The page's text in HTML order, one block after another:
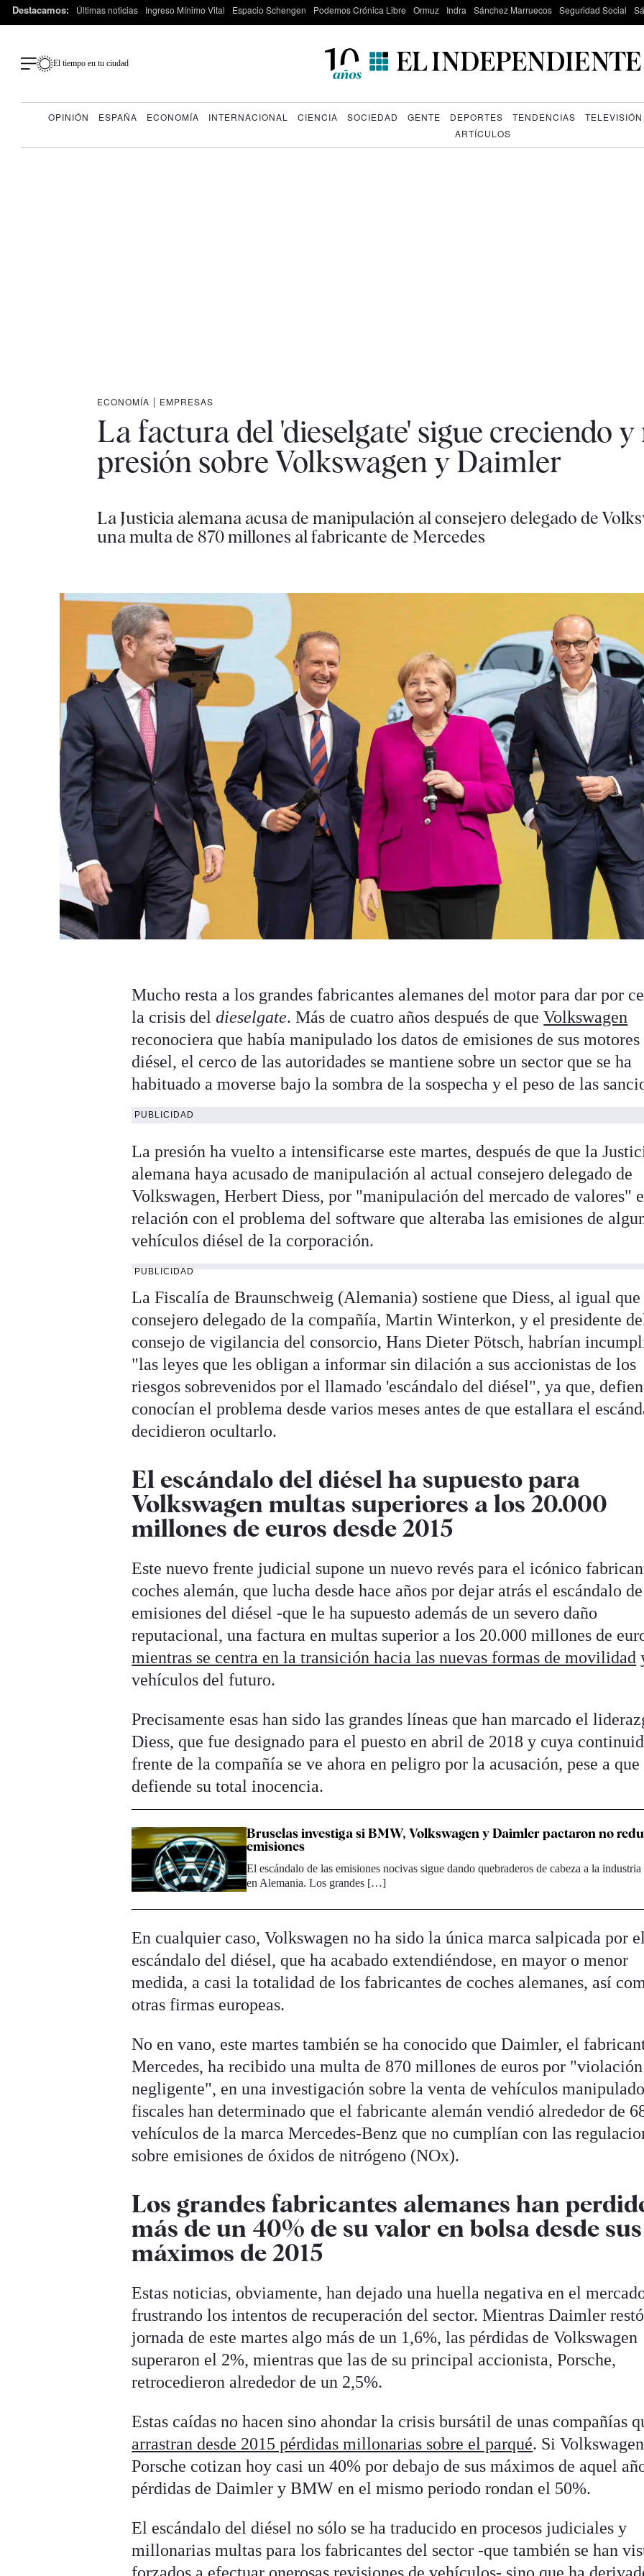
Destacamos: Últimas noticias Ingreso Mínimo Vital Espacio Schengen Podemos Crónica Libre Ormuz Indra Sánchez Marruecos Seguridad Social
El tiempo en tu ciudad
OPINIÓN ESPAÑA ECONOMÍA INTERNACIONAL CIENCIA SOCIEDAD GENTE DEPORTES TENDENCIAS TELEVISIÓN
ARTÍCULOS
ECONOMÍA | EMPRESAS
La factura del 'dieselgate' sigue creciendo
presión sobre Volkswagen y Daimler
La Justicia alemana acusa de manipulación al consejero delegado de
una multa de 870 millones al fabricante de Mercedes
Mucho resta a los grandes fabricantes alemanes del motor para dar por
la crisis deldieselgate. Más de cuatro años después de queVolkswagen
reconociera que había manipulado los datos de emisiones de sus motores
diésel, el cerco de las autoridades se mantiene sobre un sector que se ha
habituado a moverse bajo la sombra de la sospecha y el peso de las
PUBLICIDAD
La presión ha vuelto a intensificarse este martes, después de que la
alemana haya acusado de manipulación al actual consejero delegado de
Volkswagen, Herbert Diess, por "manipulación del mercado de valores"
relación con el problema del software que alteraba las emisiones de
vehículos diésel de la corporación.
PUBLICIDAD
La Fiscalía de Braunschweig (Alemania) sostiene que Diess, al igual
consejero delegado de la compañía, Martin Winterkon, y el presidente del
consejo de vigilancia del consorcio, Hans Dieter Pötsch, habrían
"las leyes que les obligan a informar sin dilación a sus accionistas de los
riesgos sobrevenidos por el llamado 'escándalo del diésel", ya que,
conocían el problema desde varios meses antes de que estallara el
decidieron ocultarlo.
El escándalo del diésel ha supuesto para
Volkswagen multas superiores a los 20.000
millones de euros desde 2015
Este nuevo frente judicial supone un nuevo revés para el icónico
coches alemán, que lucha desde hace años por dejar atrás el escándalo
emisiones del diésel -que le ha supuesto además de un severo daño
reputacional, una factura en multas superior a los 20.000 millones de
mientras se centra en la transición hacia las nuevas formas de movilidad
vehículos del futuro.
Precisamente esas han sido las grandes líneas que han marcado el
Diess, que fue designado para el puesto en abril de 2018 y cuya
frente de la compañía se ve ahora en peligro por la acusación, pese a que
defiende su total inocencia.
Bruselas investiga si BMW, Volkswagen y Daimler pactaron no
emisiones
El escándalo de las emisiones nocivas sigue dando quebraderos de cabeza a la
en Alemania. Los grandes […]
En cualquier caso, Volkswagen no ha sido la única marca salpicada por el
escándalo del diésel, que ha acabado extendiéndose, en mayor o menor
medida, a casi la totalidad de los fabricantes de coches alemanes, así
otras firmas europeas.
No en vano, este martes también se ha conocido que Daimler, el
Mercedes, ha recibido una multa de 870 millones de euros por "violación
negligente", en una investigación sobre la venta de vehículos
fiscales han determinado que el fabricante alemán vendió alrededor de
vehículos de la marca Mercedes-Benz que no cumplían con las
sobre emisiones de óxidos de nitrógeno (NOx).
Los grandes fabricantes alemanes han
más de un 40% de su valor en bolsa desde sus
máximos de 2015
Estas noticias, obviamente, han dejado una huella negativa en el
frustrando los intentos de recuperación del sector. Mientras Daimler
jornada de este martes algo más de un 1,6%, las pérdidas de Volkswagen
superaron el 2%, mientras que las de su principal accionista, Porsche,
retrocedieron alrededor de un 2,5%.
Estas caídas no hacen sino ahondar la crisis bursátil de unas compañías
arrastran desde 2015 pérdidas millonarias sobre el parqué. Si
Porsche cotizan hoy casi un 40% por debajo de sus máximos de aquel
pérdidas de Daimler y BMW en el mismo periodo rondan el 50%.
El escándalo del diésel no sólo se ha traducido en procesos judiciales y
millonarias multas para los fabricantes del sector -que también se han